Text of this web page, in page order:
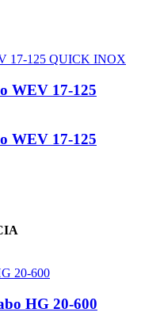
WEV 17-125
WEV 17-125
HG 20-600